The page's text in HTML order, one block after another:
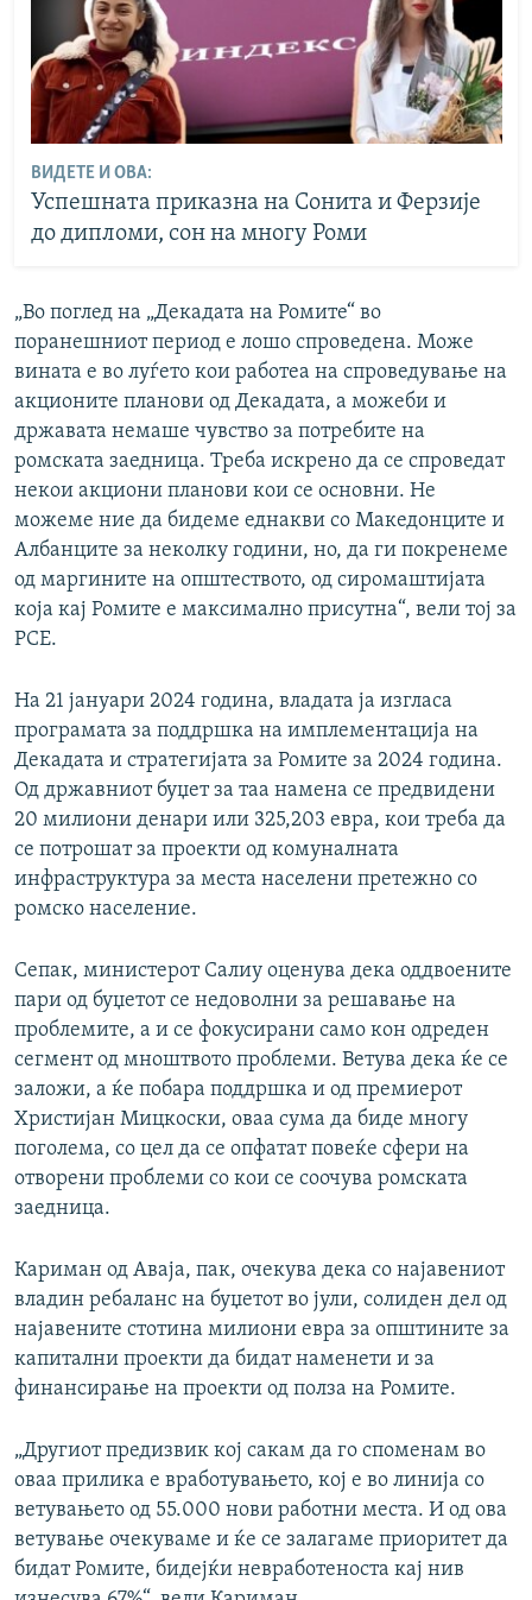
ВИДЕТЕ И ОВА:
Успешната приказна на Сонита и Ферзије
до дипломи, сон на многу Роми
„Во поглед на „Декадата на Ромите“ во
поранешниот период е лошо спроведена. Може
вината е во луѓето кои работеа на спроведување на
акционите планови од Декадата, а можеби и
државата немаше чувство за потребите на
ромската заедница. Треба искрено да се спроведат
некои акциони планови кои се основни. Не
можеме ние да бидеме еднакви со Македонците и
Албанците за неколку години, но, да ги покренеме
од маргините на општеството, од сиромаштијата
која кај Ромите е максимално присутна“, вели тој за
РСЕ.
На 21 јануари 2024 година, владата ја изгласа
програмата за поддршка на имплементација на
Декадата и стратегијата за Ромите за 2024 година.
Од државниот буџет за таа намена се предвидени
20 милиони денари или 325,203 евра, кои треба да
се потрошат за проекти од комуналната
инфраструктура за места населени претежно со
ромско население.
Сепак, министерот Салиу оценува дека оддвоените
пари од буџетот се недоволни за решавање на
проблемите, а и се фокусирани само кон одреден
сегмент од мноштвото проблеми. Ветува дека ќе се
заложи, а ќе побара поддршка и од премиерот
Христијан Мицкоски, оваа сума да биде многу
поголема, со цел да се опфатат повеќе сфери на
отворени проблеми со кои се соочува ромската
заедница.
Кариман од Аваја, пак, очекува дека со најавениот
владин ребаланс на буџетот во јули, солиден дел од
најавените стотина милиони евра за општините за
капитални проекти да бидат наменети и за
финансирање на проекти од полза на Ромите.
„Другиот предизвик кој сакам да го споменам во
оваа прилика е вработувањето, кој е во линија со
ветувањето од 55.000 нови работни места. И од ова
ветување очекуваме и ќе се залагаме приоритет да
бидат Ромите, бидејќи невработеноста кај нив